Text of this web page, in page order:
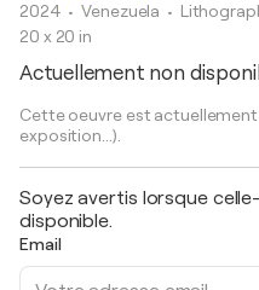
2024 • Venezuela •
20 x 20 in
Actuellement non
Cette oeuvre est
exposition...).
Soyez avertis lorsque
disponible.
Email